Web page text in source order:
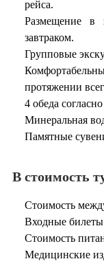
рейса.
Размещение в
завтраком.
Групповые
протяжении
4 обеда
Минеральная
Памятные
В стоимость
Стоимость
Входные
Стоимость
Медицинские